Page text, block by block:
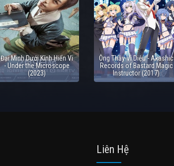
Đại Minh Dưới Kính Hiển Vi
- Under the Microscope
(2023)
Ông Thầy Vi Diệu - Akashic
Records of Bastard Magic
Instructor (2017)
Liên Hệ